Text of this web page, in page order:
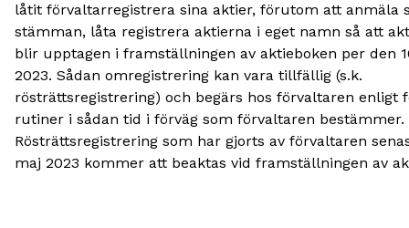
låtit förvaltarregistrera sina aktier, förutom att anmäla
stämman, låta registrera aktierna i eget namn så att
blir upptagen i framställningen av aktieboken per den
2023. Sådan omregistrering kan vara tillfällig (s.k.
rösträttsregistrering) och begärs hos förvaltaren enligt
rutiner i sådan tid i förväg som förvaltaren bestämmer.
Rösträttsregistrering som har gjorts av förvaltaren
maj 2023 kommer att beaktas vid framställningen av